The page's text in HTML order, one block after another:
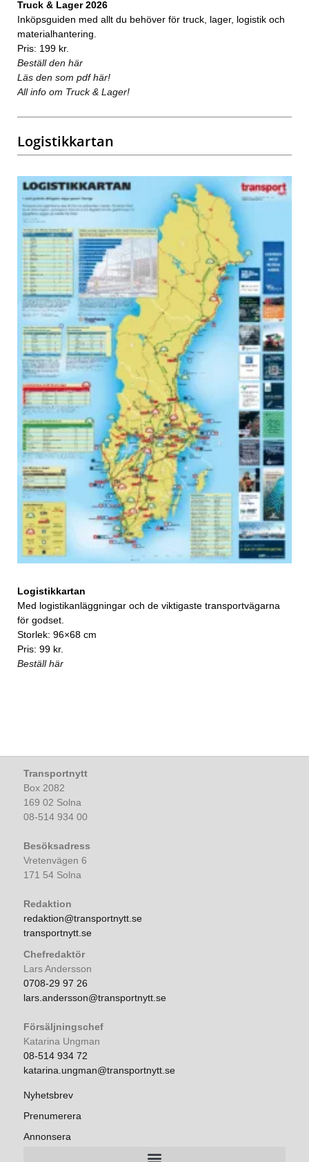
Truck & Lager 2026
Inköpsguiden med allt du behöver för truck, lager, logistik och
materialhantering.
Pris: 199 kr.
Beställ den här
Läs den som pdf här!
All info om Truck & Lager!
Logistikkartan
Logistikkartan
Med logistikanläggningar och de viktigaste transportvägarna
för godset.
Storlek: 96×68 cm
Pris: 99 kr.
Beställ här
Transportnytt
Box 2082
169 02 Solna
08-514 934 00
Besöksadress
Vretenvägen 6
171 54 Solna
Redaktion
redaktion@transportnytt.se
transportnytt.se
Chefredaktör
Lars Andersson
0708-29 97 26
lars.andersson@transportnytt.se
Försäljningschef
Katarina Ungman
08-514 934 72
katarina.ungman@transportnytt.se
Nyhetsbrev
Prenumerera
Annonsera